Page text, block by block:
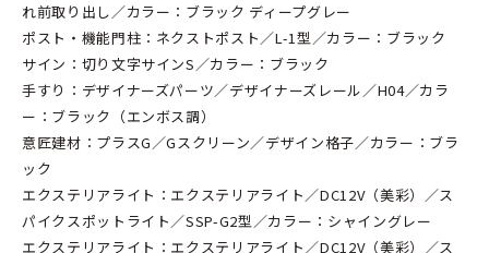
れ前取り出し／カラー：ブラック ディープグレー
ポスト・機能門柱：ネクストポスト／L-1型／カラー：ブラック
サイン：切り文字サインS／カラー：ブラック
手すり：デザイナーズパーツ／デザイナーズレール／H04／カラ
ー：ブラック（エンボス調）
意匠建材：プラスG／Gスクリーン／デザイン格子／カラー：ブラ
ック
エクステリアライト：エクステリアライト／DC12V（美彩）／ス
パイクスポットライト／SSP-G2型／カラー：シャイングレー
エクステリアライト：エクステリアライト／DC12V（美彩）／ス